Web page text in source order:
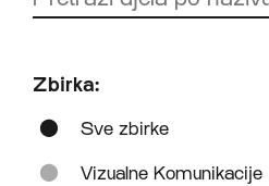
Zbirka:
Sve zbirke
Vizualne Komunikacije